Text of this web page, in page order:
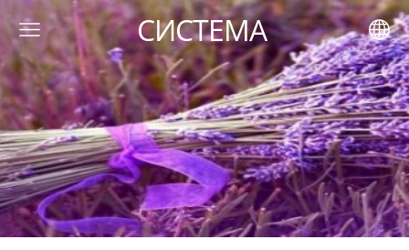
СИСТЕМА